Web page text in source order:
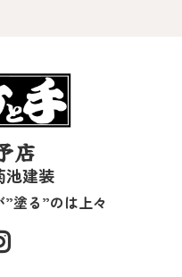
店
池建装
塗る”のは上々